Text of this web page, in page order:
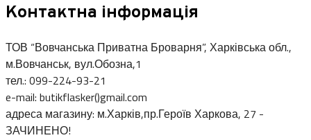
Контактна інформація
ТОВ “Вовчанська Приватна Броварня”, Харківська обл.,
м.Вовчанськ, вул.Обозна,1
тел.: 099-224-93-21
e-mail: butikflasker()gmail.com
адреса магазину: м.Харків,пр.Героїв Харкова, 27 -
ЗАЧИНЕНО!